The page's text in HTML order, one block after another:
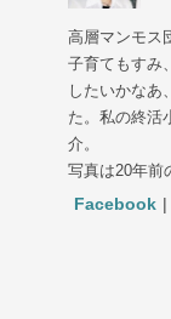
高層マンモス
子育てもすみ
したいかなあ
た。私の終活
介。
写真は20年前
Facebook |